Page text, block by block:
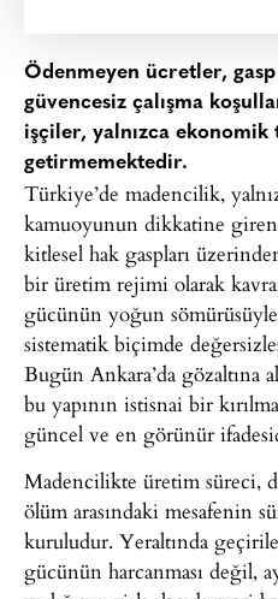
Ödenmeyen ücretler,
güvencesiz çalışma
işçiler, yalnızca
getirmemektedir.
Türkiye’de madencilik,
kamuoyunun dikkatine
kitlesel hak gaspları
bir üretim rejimi olarak
gücünün yoğun
sistematik biçimde
Bugün Ankara’da gözaltına
bu yapının istisnai bir
güncel ve en görünür
Madencilikte üretim süreci,
ölüm arasındaki mesafenin
kuruludur. Yeraltında
gücünün harcanması değil,